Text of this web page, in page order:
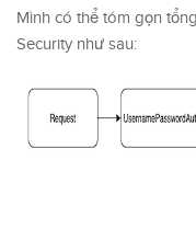
Mình có thể tóm gọn
Security như sau: